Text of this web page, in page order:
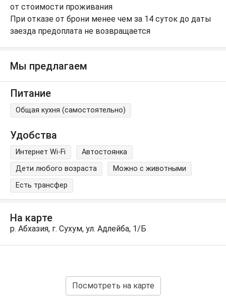
от стоимости проживания
При отказе от брони менее чем за 14 суток до даты
заезда предоплата не возвращается
Мы предлагаем
Питание
Общая кухня (самостоятельно)
Удобства
Интернет Wi-Fi
Автостоянка
Дети любого возраста
Можно с животными
Есть трансфер
На карте
р. Абхазия, г. Сухум, ул. Адлейба, 1/Б
Посмотреть на карте